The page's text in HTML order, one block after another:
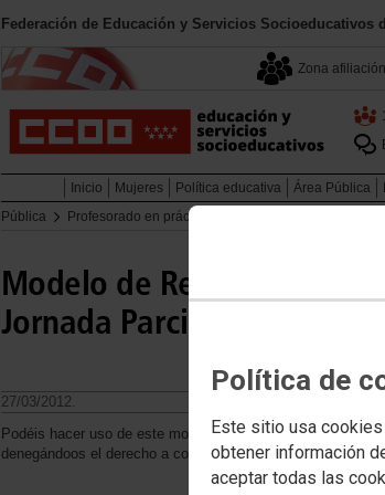
Política de
Este sitio usa
obtener información
aceptar todas las
Federación de Educación y Servicios Socioeducativos
Zona afiliación
Inicio Mujeres Política educativa Área Pública
Pública
Profesorado en prácticas
Modelo de Recurso de
Jornada Parcial
27/03/2012.
Podéis hacer uso de este modelo quienes habéis recibido
denegándoos el derecho a cobrar la tutoría completa